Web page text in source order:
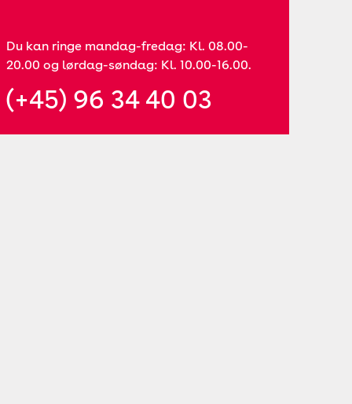
Du kan ringe mandag-fredag: Kl. 08.00-
20.00 og lørdag-søndag: Kl. 10.00-16.00.
(+45) 96 34 40 03